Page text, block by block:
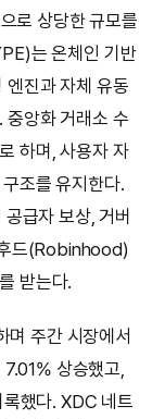
로 상당한 규모를
는 온체인 기반
엔진과 자체 유동
중앙화 거래소 수
하며, 사용자 자
조를 유지한다.
급자 보상, 거버
드(Robinhood)
받는다.
주간 시장에서
상승했고,
했다. XDC 네트